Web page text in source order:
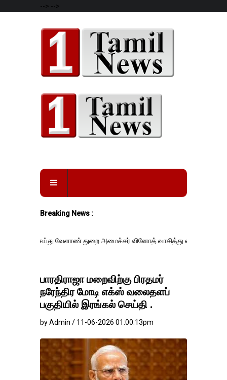
--> -->
Breaking News :
வேளாண் துறை அமைச்சர் வினோத் வாசித்து வருகிறார். �.
பாரதிராஜா மறைவிற்கு பிரதமர்
நரேந்திர மோடி எக்ஸ் வலைதளப்
பகுதியில் இரங்கல் செய்தி .
by Admin / 11-06-2026 01:00:13pm